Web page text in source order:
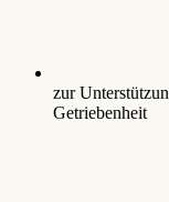
zur
Getriebenheit